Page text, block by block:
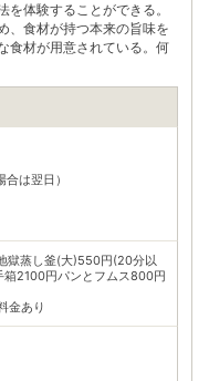
正しい金額はご利用前にご
体験することができる。
、食材が持つ本来の旨味を
食材が用意されている。何
は翌日）
獄蒸し釜(大)550円(20分以
箱2100円パンとフムス800円
金あり